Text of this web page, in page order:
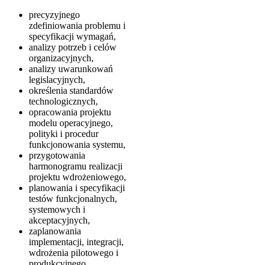
precyzyjnego
zdefiniowania problemu i
specyfikacji wymagań,
analizy potrzeb i celów
organizacyjnych,
analizy uwarunkowań
legislacyjnych,
określenia standardów
technologicznych,
opracowania projektu
modelu operacyjnego,
polityki i procedur
funkcjonowania systemu,
przygotowania
harmonogramu realizacji
projektu wdrożeniowego,
planowania i specyfikacji
testów funkcjonalnych,
systemowych i
akceptacyjnych,
zaplanowania
implementacji, integracji,
wdrożenia pilotowego i